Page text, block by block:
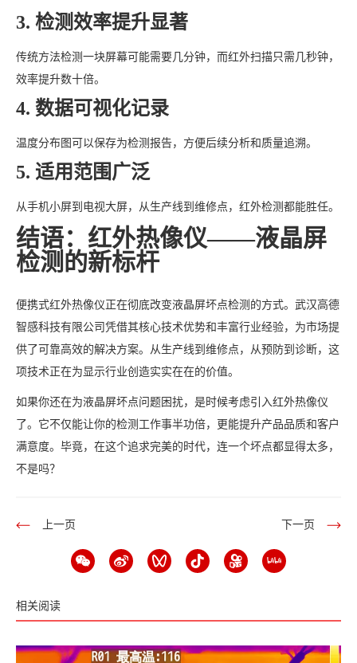
3. 检测效率提升显著
传统方法检测一块屏幕可能需要几分钟，而红外扫描只需几秒钟，
效率提升数十倍。
4. 数据可视化记录
温度分布图可以保存为检测报告，方便后续分析和质量追溯。
5. 适用范围广泛
从手机小屏到电视大屏，从生产线到维修点，红外检测都能胜任。
结语：红外热像仪——液晶屏
检测的新标杆
便携式红外热像仪正在彻底改变液晶屏坏点检测的方式。武汉高德
智感科技有限公司凭借其核心技术优势和丰富行业经验，为市场提
供了可靠高效的解决方案。从生产线到维修点，从预防到诊断，这
项技术正在为显示行业创造实实在在的价值。
如果你还在为液晶屏坏点问题困扰，是时候考虑引入红外热像仪
了。它不仅能让你的检测工作事半功倍，更能提升产品品质和客户
满意度。毕竟，在这个追求完美的时代，连一个坏点都显得太多，
不是吗？
上一页 下一页
相关阅读